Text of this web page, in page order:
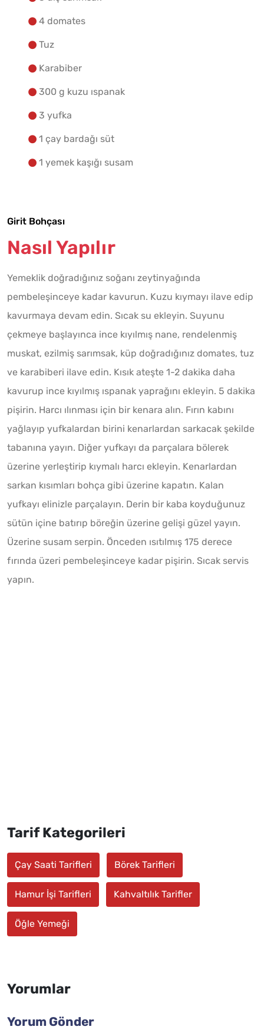
4 domates
Tuz
Karabiber
300 g kuzu ıspanak
3 yufka
1 çay bardağı süt
1 yemek kaşığı susam
Girit Bohçası
Nasıl Yapılır
Yemeklik doğradığınız soğanı zeytinyağında
pembeleşinceye kadar kavurun. Kuzu kıymayı ilave edip
kavurmaya devam edin. Sıcak su ekleyin. Suyunu
çekmeye başlayınca ince kıyılmış nane, rendelenmiş
muskat, ezilmiş sarımsak, küp doğradığınız domates, tuz
ve karabiberi ilave edin. Kısık ateşte 1-2 dakika daha
kavurup ince kıyılmış ıspanak yaprağını ekleyin. 5 dakika
pişirin. Harcı ılınması için bir kenara alın. Fırın kabını
yağlayıp yufkalardan birini kenarlardan sarkacak şekilde
tabanına yayın. Diğer yufkayı da parçalara bölerek
üzerine yerleştirip kıymalı harcı ekleyin. Kenarlardan
sarkan kısımları bohça gibi üzerine kapatın. Kalan
yufkayı elinizle parçalayın. Derin bir kaba koyduğunuz
sütün içine batırıp böreğin üzerine gelişi güzel yayın.
Üzerine susam serpin. Önceden ısıtılmış 175 derece
fırında üzeri pembeleşinceye kadar pişirin. Sıcak servis
yapın.
Tarif Kategorileri
Çay Saati Tarifleri Börek Tarifleri
Hamur İşi Tarifleri Kahvaltılık Tarifler
Öğle Yemeği
Yorumlar
Yorum Gönder